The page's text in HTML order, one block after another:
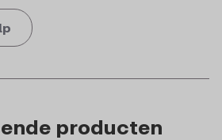
producten